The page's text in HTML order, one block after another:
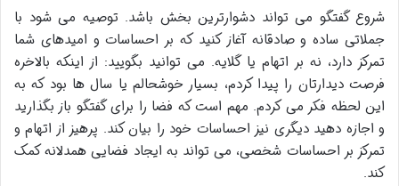
شروع گفتگو می تواند دشوارترین بخش باشد. توصیه می شود با
جملاتی ساده و صادقانه آغاز کنید که بر احساسات و امیدهای شما
تمرکز دارد، نه بر اتهام یا گلایه. می توانید بگویید: از اینکه بالاخره
فرصت دیدارتان را پیدا کردم، بسیار خوشحالم یا سال ها بود که به
این لحظه فکر می کردم. مهم است که فضا را برای گفتگو باز بگذارید
و اجازه دهید دیگری نیز احساسات خود را بیان کند. پرهیز از اتهام و
تمرکز بر احساسات شخصی، می تواند به ایجاد فضایی همدلانه کمک
کند.